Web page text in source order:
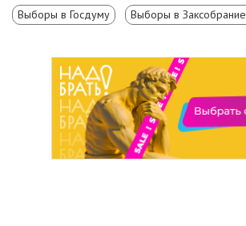
Выборы в Госдуму Выборы в